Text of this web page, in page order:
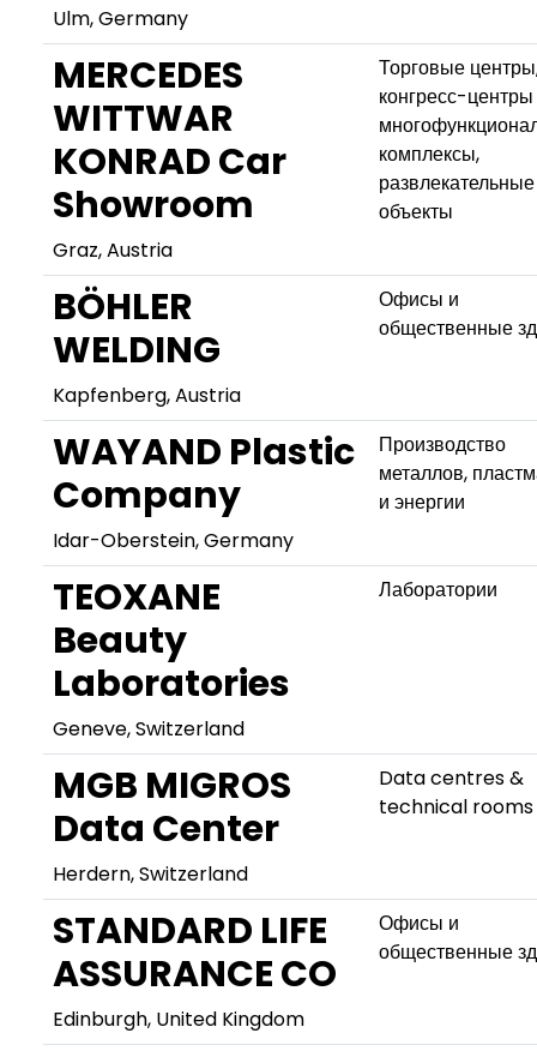
Ulm, Germany
MERCEDES
WITTWAR
KONRAD Car
Showroom
Graz, Austria
Торговые
конгресс-
комплексы,
развлекательные
объекты
BÖHLER
WELDING
Kapfenberg, Austria
Офисы и
общественные
WAYAND Plastic
Company
Idar-Oberstein, Germany
Производство
металлов,
и энергии
TEOXANE
Beauty
Laboratories
Geneve, Switzerland
Лаборатории
MGB MIGROS
Data Center
Herdern, Switzerland
Data centres &
technical rooms
STANDARD LIFE
ASSURANCE CO
Edinburgh, United Kingdom
Офисы и
общественные